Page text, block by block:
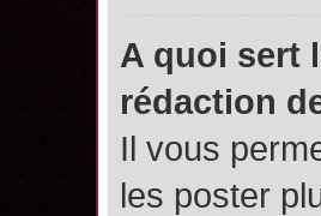
A quoi sert
rédaction
Il vous
les poster